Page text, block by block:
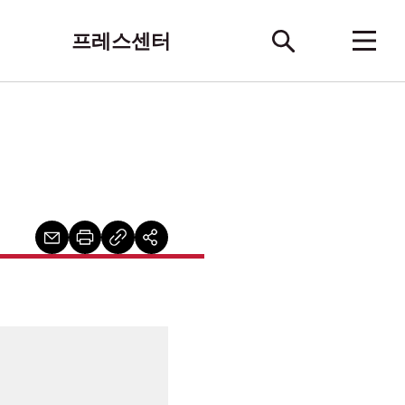
프레스센터